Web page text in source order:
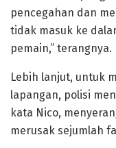
pencegahan dan
tidak masuk ke
pemain,” terangnya.
Lebih lanjut, untuk
lapangan, polisi
kata Nico,
merusak sejumlah